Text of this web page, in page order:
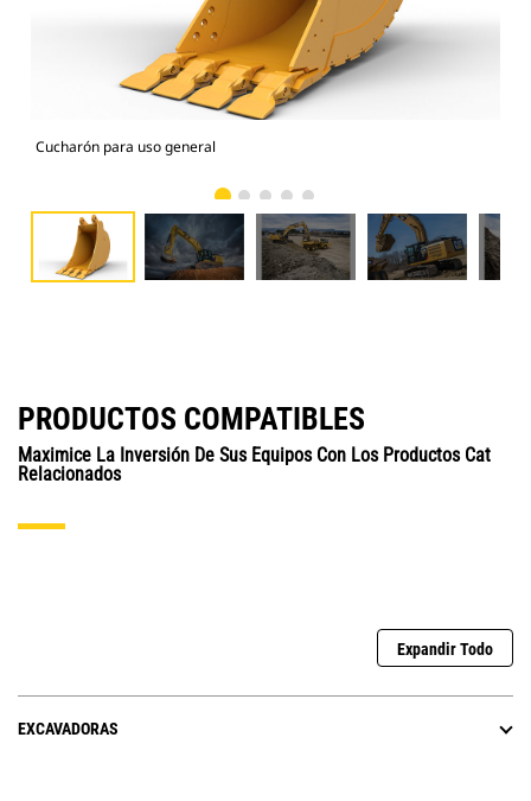
Cucharón para uso general
PRODUCTOS COMPATIBLES
Maximice La Inversión De Sus Equipos Con Los Productos Cat
Relacionados
Expandir Todo
EXCAVADORAS